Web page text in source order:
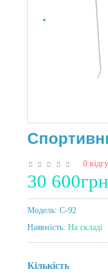
0
30 600грн
Модель: C-92
Наявність: На складі
Кількість